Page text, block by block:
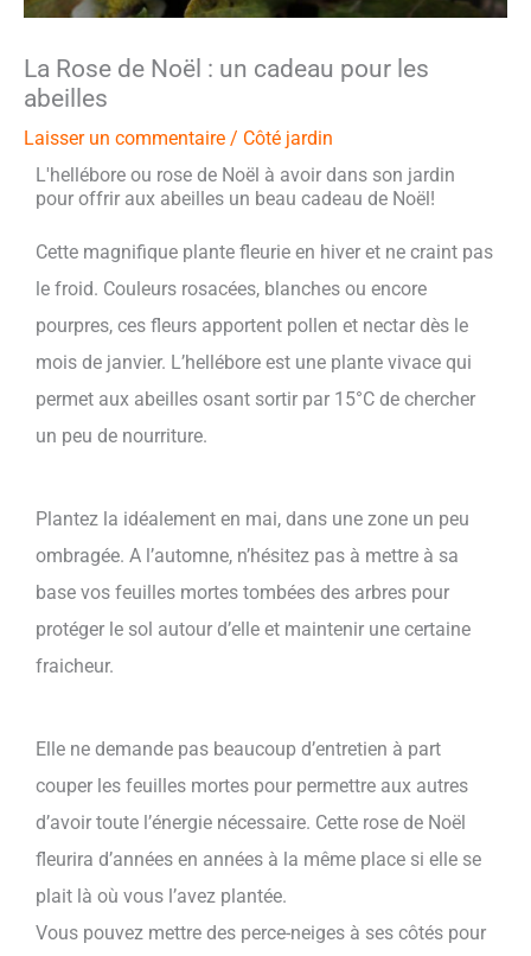
La Rose de Noël : un cadeau pour les
abeilles
Laisser un commentaire / Côté jardin
L'hellébore ou rose de Noël à avoir dans son jardin
pour offrir aux abeilles un beau cadeau de Noël!
Cette magnifique plante fleurie en hiver et ne craint pas
le froid. Couleurs rosacées, blanches ou encore
pourpres, ces fleurs apportent pollen et nectar dès le
mois de janvier. L’hellébore est une plante vivace qui
permet aux abeilles osant sortir par 15°C de chercher
un peu de nourriture.
Plantez la idéalement en mai, dans une zone un peu
ombragée. A l’automne, n’hésitez pas à mettre à sa
base vos feuilles mortes tombées des arbres pour
protéger le sol autour d’elle et maintenir une certaine
fraicheur.
Elle ne demande pas beaucoup d’entretien à part
couper les feuilles mortes pour permettre aux autres
d’avoir toute l’énergie nécessaire. Cette rose de Noël
fleurira d’années en années à la même place si elle se
plait là où vous l’avez plantée.
Vous pouvez mettre des perce-neiges à ses côtés pour